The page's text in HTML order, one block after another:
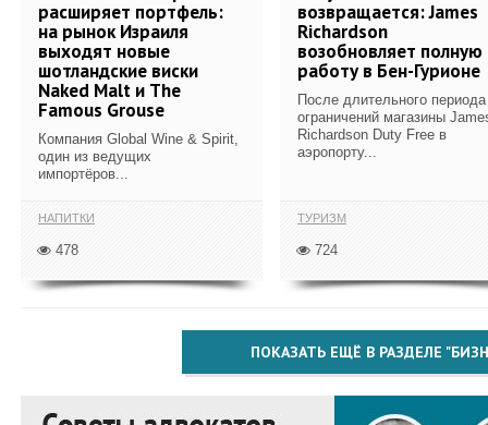
расширяет портфель:
на рынок Израиля
выходят новые
шотландские виски
Naked Malt и The
Famous Grouse
Компания Global Wine & Spirit,
один из ведущих
импортёров...
НАПИТКИ
478
возвращается: James
Richardson
возобновляет полную
работу в Бен-Гурионе
После длительного периода
ограничений магазины
Richardson Duty Free в
аэропорту...
ТУРИЗМ
724
ПОКАЗАТЬ ЕЩЁ В РАЗДЕЛЕ